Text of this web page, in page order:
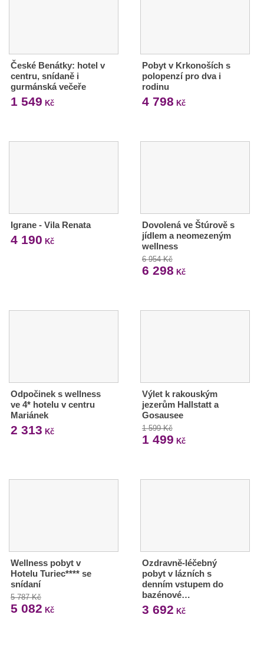
České Benátky: hotel v
centru, snídaně i
gurmánská večeře
1 549 Kč
Pobyt v Krkonoších s
polopenzí pro dva i
rodinu
4 798 Kč
Igrane - Vila Renata
4 190 Kč
Dovolená ve Štúrově s
jídlem a neomezeným
wellness
6 954 Kč
6 298 Kč
Odpočinek s wellness
ve 4* hotelu v centru
Mariánek
2 313 Kč
Výlet k rakouským
jezerům Hallstatt a
Gosausee
1 599 Kč
1 499 Kč
Wellness pobyt v
Hotelu Turiec**** se
snídaní
5 787 Kč
5 082 Kč
Ozdravně-léčebný
pobyt v lázních s
denním vstupem do
bazénové…
3 692 Kč